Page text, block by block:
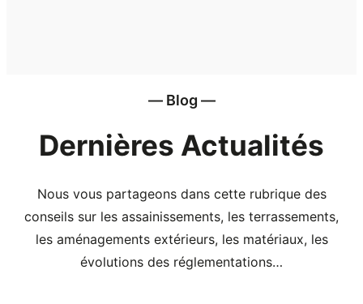
― Blog ―
Dernières Actualités
Nous vous partageons dans cette rubrique des
conseils sur les assainissements, les terrassements,
les aménagements extérieurs, les matériaux, les
évolutions des réglementations…